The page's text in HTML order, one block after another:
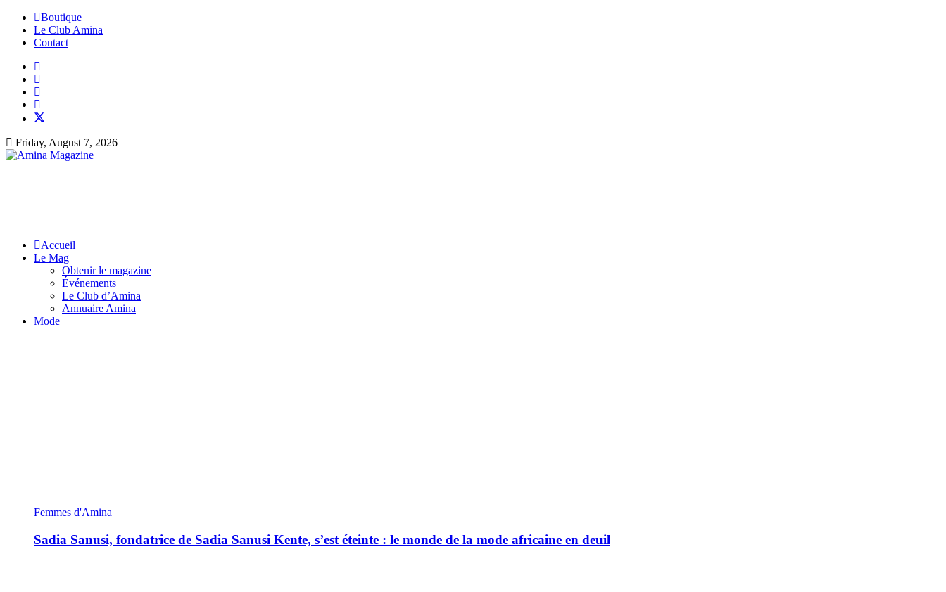
Boutique
Le Club Amina
Contact
Friday, August 7, 2026
Accueil
Le Mag
Obtenir le magazine
Événements
Le Club d’Amina
Annuaire Amina
Mode
Femmes d'Amina
Sadia Sanusi, fondatrice de Sadia Sanusi Kente, s’est éteinte : le monde de la mode africaine en deuil